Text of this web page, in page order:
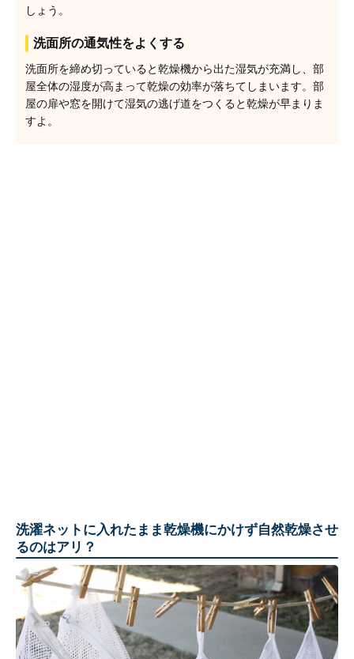
しょう。
洗面所の通気性をよくする
洗面所を締め切っていると乾燥機から出た湿気が充満し、部
屋全体の湿度が高まって乾燥の効率が落ちてしまいます。部
屋の扉や窓を開けて湿気の逃げ道をつくると乾燥が早まりま
すよ。
洗濯ネットに入れたまま乾燥機にかけず自然乾燥させ
るのはアリ？